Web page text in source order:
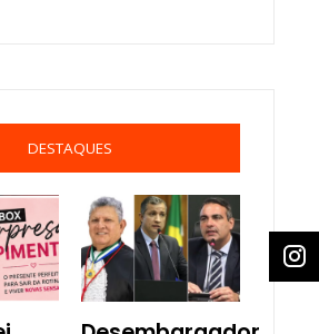
DESTAQUES